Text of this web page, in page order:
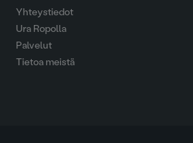
Yhteystiedot
Ura Ropolla
Palvelut
Tietoa meistä